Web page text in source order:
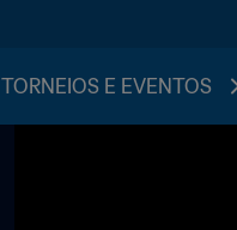
TORNEIOS E EVENTOS